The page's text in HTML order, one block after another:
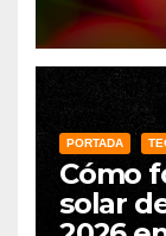
PORTADA
Cómo
solar